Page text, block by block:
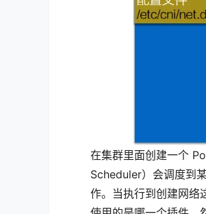
在集群里面创建一个
Scheduler）会调度到
作。当执行到创建网络